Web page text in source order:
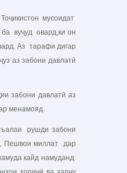
мусоидат
вуҷуд овард,ки он
Аз тарафи дигар
аз забони давлатӣ
забони давлатӣ аз
менамояд.
рушди забони
Пешвои миллат дар
кайд намуданд: